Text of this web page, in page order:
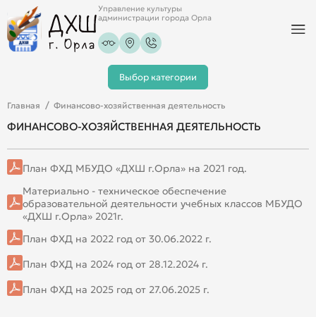
Управление культуры
администрации города Орла
Выбор категории
Главная Финансово-хозяйственная деятельность
ФИНАНСОВО-ХОЗЯЙСТВЕННАЯ ДЕЯТЕЛЬНОСТЬ
План ФХД МБУДО «ДХШ г.Орла» на 2021 год.
Материально - техническое обеспечение
образовательной деятельности учебных классов МБУДО
«ДХШ г.Орла» 2021г.
План ФХД на 2022 год от 30.06.2022 г.
План ФХД на 2024 год от 28.12.2024 г.
План ФХД на 2025 год от 27.06.2025 г.